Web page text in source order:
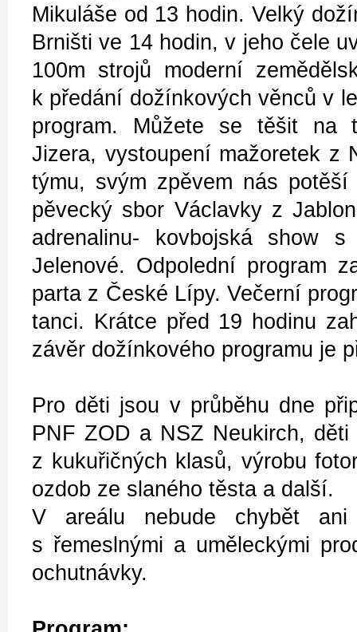
Mikuláše od 13 hodin. Velký
Brništi ve 14 hodin, v jeho čele
100m strojů moderní
k předání dožínkových věnců v
program. Můžete se těšit na
Jizera, vystoupení mažoretek z
týmu, svým zpěvem nás
pěvecký sbor Václavky z
adrenalinu- kovbojská show
Jelenové. Odpolední program
parta z České Lípy. Večerní
tanci. Krátce před 19 hodinu
závěr dožínkového programu je
Pro děti jsou v průběhu dne
PNF ZOD a NSZ Neukirch,
z kukuřičných klasů, výrobu
ozdob ze slaného těsta a další.
V areálu nebude chybět
s řemeslnými a uměleckými
ochutnávky.